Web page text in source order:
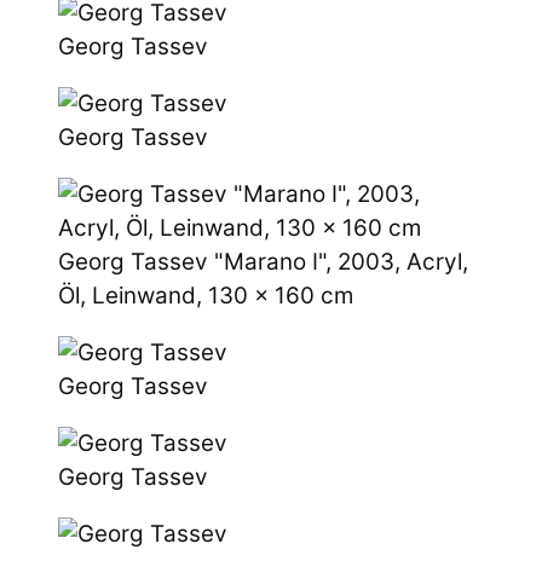
Georg Tassev
Georg Tassev
Georg Tassev "Marano I", 2003, Acryl,
Öl, Leinwand, 130 x 160 cm
Georg Tassev
Georg Tassev